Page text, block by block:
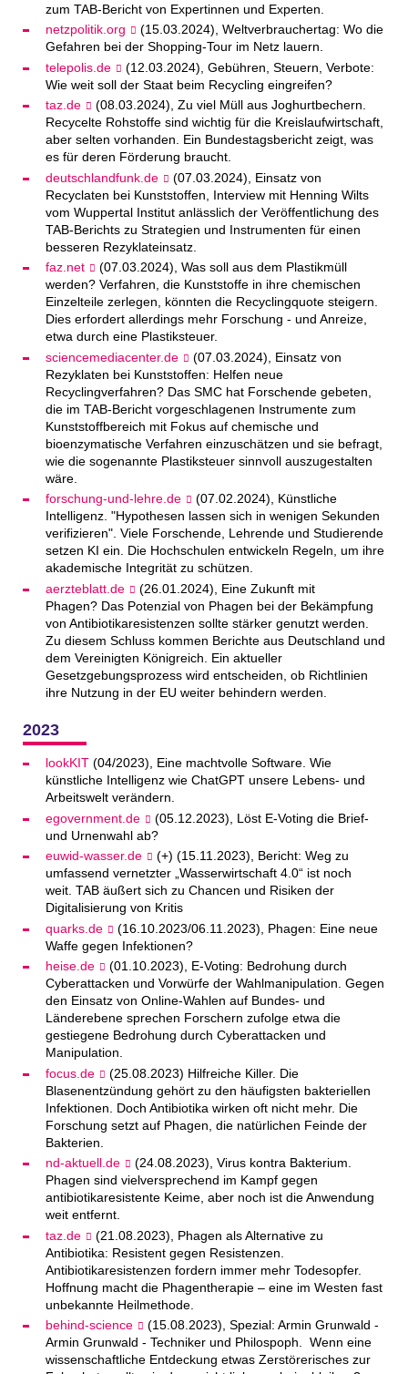
zum TAB-Bericht von Expertinnen und Experten.
netzpolitik.org
(15.03.2024), Weltverbrauchertag: Wo die
Gefahren bei der Shopping-Tour im Netz lauern.
telepolis.de
(12.03.2024), Gebühren, Steuern, Verbote:
Wie weit soll der Staat beim Recycling eingreifen?
taz.de
(08.03.2024), Zu viel Müll aus Joghurtbechern.
Recycelte Rohstoffe sind wichtig für die Kreislaufwirtschaft,
aber selten vorhanden. Ein Bundestagsbericht zeigt, was
es für deren Förderung braucht.
deutschlandfunk.de
(07.03.2024), Einsatz von
Recyclaten bei Kunststoffen, Interview mit Henning Wilts
vom Wuppertal Institut anlässlich der Veröffentlichung des
TAB-Berichts zu Strategien und Instrumenten für einen
besseren Rezyklateinsatz.
faz.net
(07.03.2024), Was soll aus dem Plastikmüll
werden? Verfahren, die Kunststoffe in ihre chemischen
Einzelteile zerlegen, könnten die Recyclingquote steigern.
Dies erfordert allerdings mehr Forschung - und Anreize,
etwa durch eine Plastiksteuer.
sciencemediacenter.de
(07.03.2024), Einsatz von
Rezyklaten bei Kunststoffen: Helfen neue
Recyclingverfahren? Das SMC hat Forschende gebeten,
die im TAB-Bericht vorgeschlagenen Instrumente zum
Kunststoffbereich mit Fokus auf chemische und
bioenzymatische Verfahren einzuschätzen und sie befragt,
wie die sogenannte Plastiksteuer sinnvoll auszugestalten
wäre.
forschung-und-lehre.de
(07.02.2024), Künstliche
Intelligenz. "Hypothesen lassen sich in wenigen Sekunden
verifizieren". Viele Forschende, Lehrende und Studierende
setzen KI ein. Die Hochschulen entwickeln Regeln, um ihre
akademische Integrität zu schützen.
aerzteblatt.de
(26.01.2024), Eine Zukunft mit
Phagen? Das Potenzial von Phagen bei der Bekämpfung
von Antibiotikaresistenzen sollte stärker genutzt werden.
Zu diesem Schluss kommen Berichte aus Deutschland und
dem Vereinigten Königreich. Ein aktueller
Gesetzgebungsprozess wird entscheiden, ob Richtlinien
ihre Nutzung in der EU weiter behindern werden.
2023
lookKIT(04/2023), Eine machtvolle Software. Wie
künstliche Intelligenz wie ChatGPT unsere Lebens- und
Arbeitswelt verändern.
egovernment.de
(05.12.2023), Löst E-Voting die Brief-
und Urnenwahl ab?
euwid-wasser.de
(+) (15.11.2023), Bericht: Weg zu
umfassend vernetzter „Wasserwirtschaft 4.0“ ist noch
weit. TAB äußert sich zu Chancen und Risiken der
Digitalisierung von Kritis
quarks.de
(16.10.2023/06.11.2023), Phagen: Eine neue
Waffe gegen Infektionen?
heise.de
(01.10.2023), E-Voting: Bedrohung durch
Cyberattacken und Vorwürfe der Wahlmanipulation. Gegen
den Einsatz von Online-Wahlen auf Bundes- und
Länderebene sprechen Forschern zufolge etwa die
gestiegene Bedrohung durch Cyberattacken und
Manipulation.
focus.de
(25.08.2023) Hilfreiche Killer. Die
Blasenentzündung gehört zu den häufigsten bakteriellen
Infektionen. Doch Antibiotika wirken oft nicht mehr. Die
Forschung setzt auf Phagen, die natürlichen Feinde der
Bakterien.
nd-aktuell.de
(24.08.2023), Virus kontra Bakterium.
Phagen sind vielversprechend im Kampf gegen
antibiotikaresistente Keime, aber noch ist die Anwendung
weit entfernt.
taz.de
(21.08.2023), Phagen als Alternative zu
Antibiotika: Resistent gegen Resistenzen.
Antibiotikaresistenzen fordern immer mehr Todesopfer.
Hoffnung macht die Phagentherapie – eine im Westen fast
unbekannte Heilmethode.
behind-science
(15.08.2023), Spezial: Armin Grunwald -
Armin Grunwald - Techniker und Philospoph. Wenn eine
wissenschaftliche Entdeckung etwas Zerstörerisches zur